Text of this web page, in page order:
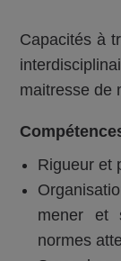
Capacités à
maitresse de
Rigueur et
mener et
normes